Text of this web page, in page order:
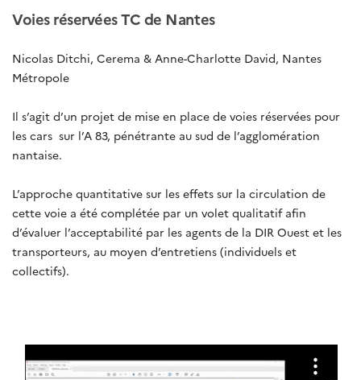
Voies réservées TC de Nantes
Nicolas Ditchi, Cerema & Anne-Charlotte David, Nantes
Métropole
Il s’agit d’un projet de mise en place de voies réservées pour
les cars sur l’A 83, pénétrante au sud de l’agglomération
nantaise.
L’approche quantitative sur les effets sur la circulation de
cette voie a été complétée par un volet qualitatif afin
d’évaluer l’acceptabilité par les agents de la DIR Ouest et les
transporteurs, au moyen d’entretiens (individuels et
collectifs).